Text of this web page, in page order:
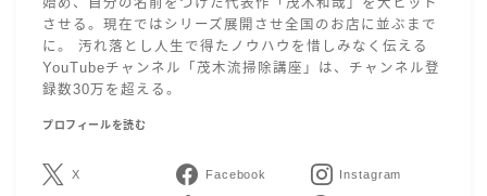
始め、自分の名前をつけた代表作「茂木和哉」を大ヒット
させる。現在ではシリーズ展開させ全国のお店に並ぶまで
に。 汚れ落とし人生で得たノウハウを惜しみなく伝える
YouTubeチャンネル「茂木流掃除講座」は、チャンネル登
録数30万を超える。
プロフィールを読む
X Facebook Instagram